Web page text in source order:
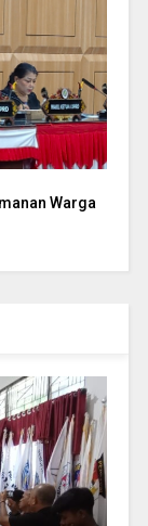
Warga